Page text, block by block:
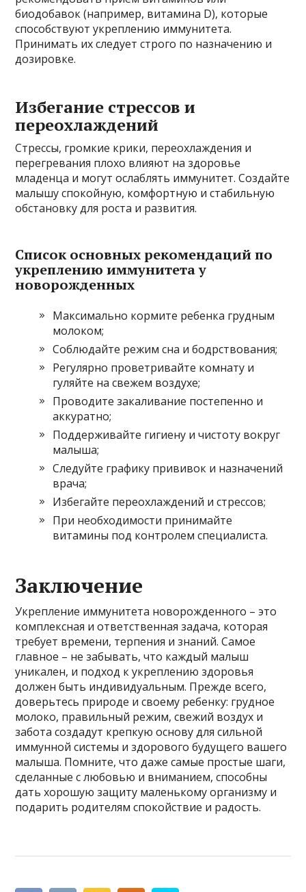
биодобавок (например, витамина D), которые
способствуют укреплению иммунитета.
Принимать их следует строго по назначению и
дозировке.
Избегание стрессов и
переохлаждений
Стрессы, громкие крики, переохлаждения и
перегревания плохо влияют на здоровье
младенца и могут ослаблять иммунитет. Создайте
малышу спокойную, комфортную и стабильную
обстановку для роста и развития.
Список основных рекомендаций по
укреплению иммунитета у
новорожденных
Максимально кормите ребенка грудным
молоком;
Соблюдайте режим сна и бодрствования;
Регулярно проветривайте комнату и
гуляйте на свежем воздухе;
Проводите закаливание постепенно и
аккуратно;
Поддерживайте гигиену и чистоту вокруг
малыша;
Следуйте графику прививок и назначений
врача;
Избегайте переохлаждений и стрессов;
При необходимости принимайте
витамины под контролем специалиста.
Заключение
Укрепление иммунитета новорожденного – это
комплексная и ответственная задача, которая
требует времени, терпения и знаний. Самое
главное – не забывать, что каждый малыш
уникален, и подход к укреплению здоровья
должен быть индивидуальным. Прежде всего,
доверьтесь природе и своему ребенку: грудное
молоко, правильный режим, свежий воздух и
забота создадут крепкую основу для сильной
иммунной системы и здорового будущего вашего
малыша. Помните, что даже самые простые шаги,
сделанные с любовью и вниманием, способны
дать хорошую защиту маленькому организму и
подарить родителям спокойствие и радость.